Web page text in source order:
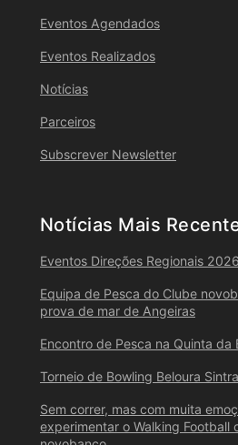
Eventos Agendados
Eventos Realizados
Notícias
Parceiros
Subscrever Newsletter
Notícias Mais
Eventos Direções Regionais 2026
Equipa de Pesca do Clube
prova de mar de Angeiras
Encontro de Pesca na Quinta da
Torneio de Bowling Beloura Sintra
Sem correr, mas com muita
experimentar o Walking Football